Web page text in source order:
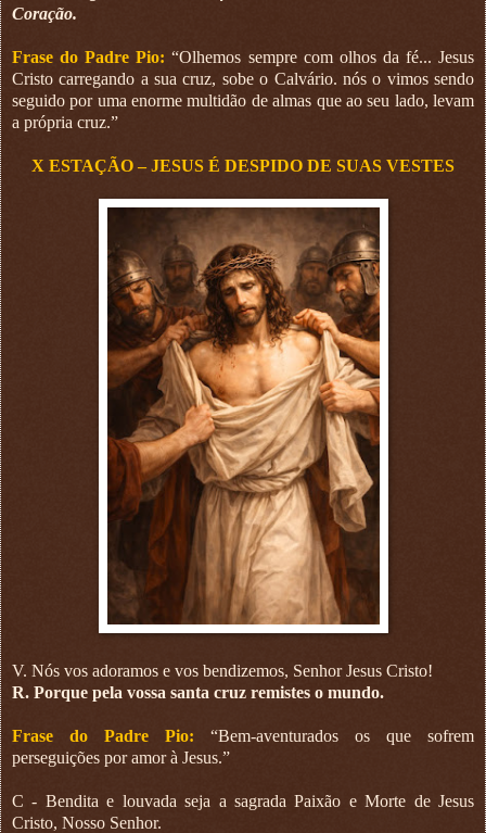
Coração.
Frase do Padre Pio: “Olhemos sempre com olhos da fé... Jesus
Cristo carregando a sua cruz, sobe o Calvário. nós o vimos sendo
seguido por uma enorme multidão de almas que ao seu lado, levam
a própria cruz.”
X ESTAÇÃO – JESUS É DESPIDO DE SUAS VESTES
V. Nós vos adoramos e vos bendizemos, Senhor Jesus Cristo!
R. Porque pela vossa santa cruz remistes o mundo.
Frase do Padre Pio:
“Bem-aventurados os que sofrem
perseguições por amor à Jesus.”
C - Bendita e louvada seja a sagrada Paixão e Morte de Jesus
Cristo, Nosso Senhor.